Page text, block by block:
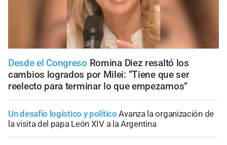
Desde el Congreso Romina Diez resaltó los
cambios logrados por Milei: “Tiene que ser
reelecto para terminar lo que empezamos”
Un desafío logístico y político Avanza la organización de
la visita del papa León XIV a la Argentina